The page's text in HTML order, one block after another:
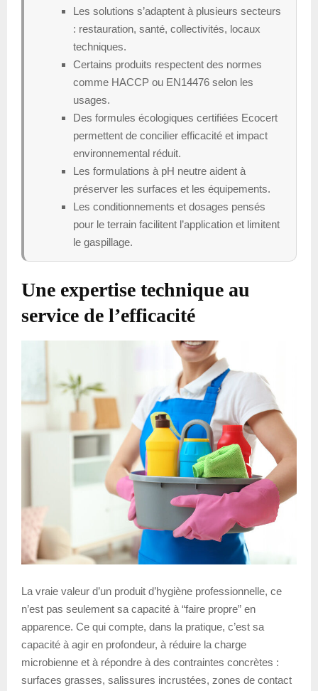
Les solutions s’adaptent à plusieurs secteurs
: restauration, santé, collectivités, locaux
techniques.
Certains produits respectent des normes
comme HACCP ou EN14476 selon les
usages.
Des formules écologiques certifiées Ecocert
permettent de concilier efficacité et impact
environnemental réduit.
Les formulations à pH neutre aident à
préserver les surfaces et les équipements.
Les conditionnements et dosages pensés
pour le terrain facilitent l’application et limitent
le gaspillage.
Une expertise technique au
service de l’efficacité
La vraie valeur d’un produit d’hygiène professionnelle, ce
n’est pas seulement sa capacité à “faire propre” en
apparence. Ce qui compte, dans la pratique, c’est sa
capacité à agir en profondeur, à réduire la charge
microbienne et à répondre à des contraintes concrètes :
surfaces grasses, salissures incrustées, zones de contact